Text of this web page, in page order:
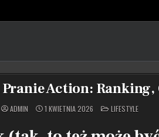
Action:
ADMIN 1 KWIETNIA 2026 POSTED
IN
LIFESTYLE